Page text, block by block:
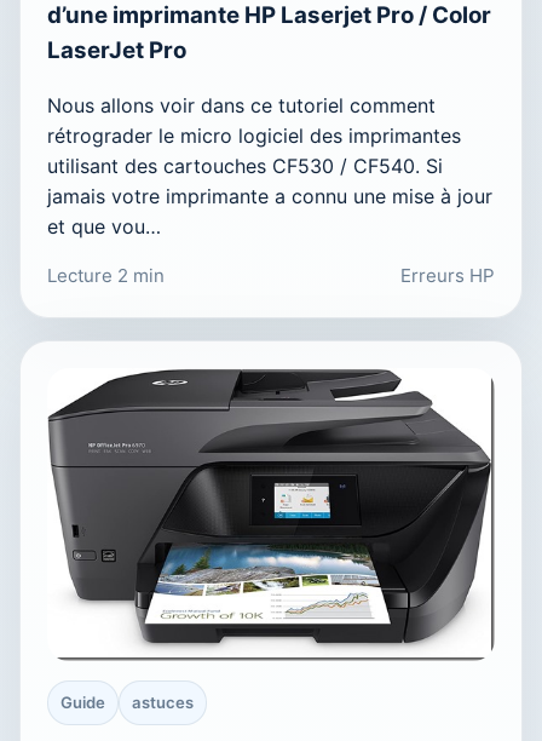
d’une imprimante HP Laserjet Pro / Color
LaserJet Pro
Nous allons voir dans ce tutoriel comment
rétrograder le micro logiciel des imprimantes
utilisant des cartouches CF530 / CF540. Si
jamais votre imprimante a connu une mise à jour
et que vou…
Lecture 2 min Erreurs HP
Guide astuces